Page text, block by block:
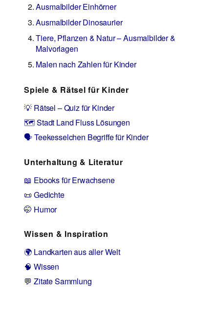
Ausmalbilder Einhörner
Ausmalbilder Dinosaurier
Tiere, Pflanzen & Natur – Ausmalbilder &
Malvorlagen
Malen nach Zahlen für Kinder
Spiele & Rätsel für Kinder
💡 Rätsel – Quiz für Kinder
🗺️ Stadt Land Fluss Lösungen
🗣️ Teekesselchen Begriffe für Kinder
Unterhaltung & Literatur
📖 Ebooks für Erwachsene
📜 Gedichte
🤭 Humor
Wissen & Inspiration
🌍 Landkarten aus aller Welt
🧠 Wissen
💬 Zitate Sammlung